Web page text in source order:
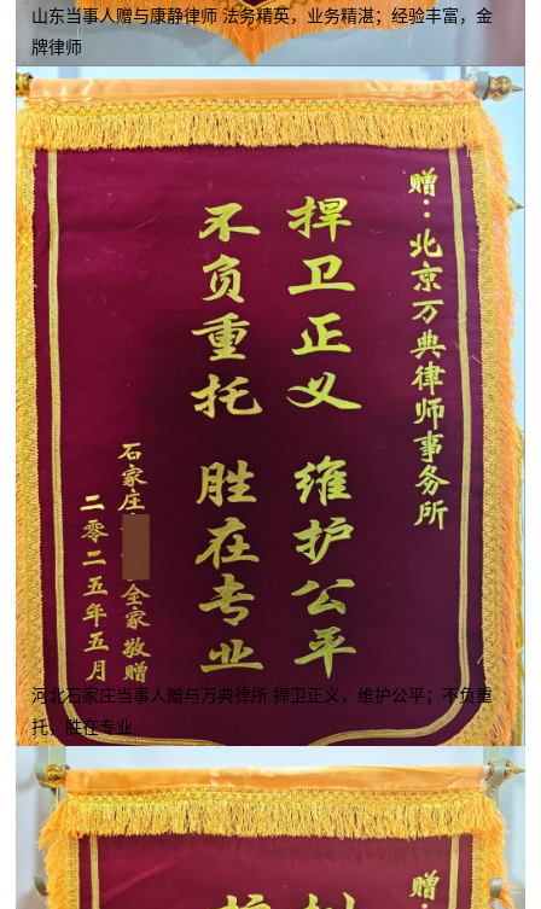
山东当事人赠与康静律师 法务精英，业务精湛；经验丰富，金
牌律师
河北石家庄当事人赠与万典律所 捍卫正义，维护公平；不负重
托，胜在专业